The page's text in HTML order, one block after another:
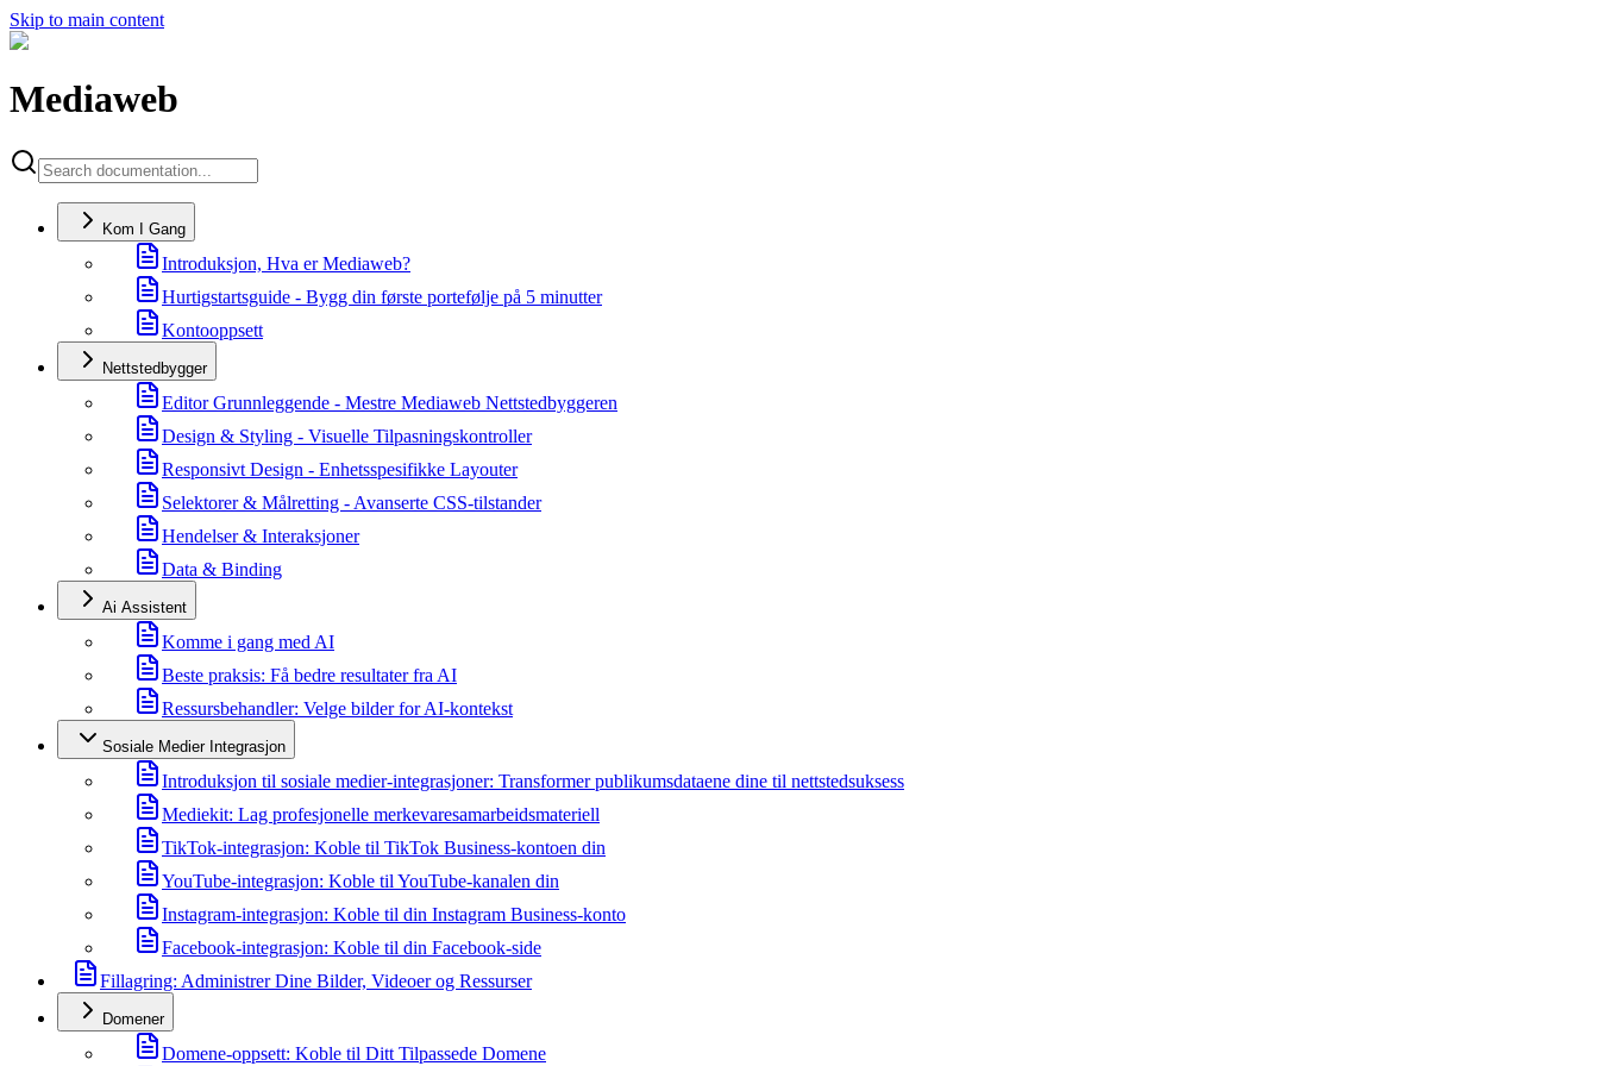
Skip to main content
Mediaweb
Kom I Gang
Introduksjon, Hva er Mediaweb?
Hurtigstartsguide - Bygg din første portefølje på 5 minutter
Kontooppsett
Nettstedbygger
Editor Grunnleggende - Mestre Mediaweb Nettstedbyggeren
Design & Styling - Visuelle Tilpasningskontroller
Responsivt Design - Enhetsspesifikke Layouter
Selektorer & Målretting - Avanserte CSS-tilstander
Hendelser & Interaksjoner
Data & Binding
Ai Assistent
Komme i gang med AI
Beste praksis: Få bedre resultater fra AI
Ressursbehandler: Velge bilder for AI-kontekst
Sosiale Medier Integrasjon
Introduksjon til sosiale medier-integrasjoner: Transformer publikumsdataene dine til nettstedsuksess
Mediekit: Lag profesjonelle merkevaresamarbeidsmateriell
TikTok-integrasjon: Koble til TikTok Business-kontoen din
YouTube-integrasjon: Koble til YouTube-kanalen din
Instagram-integrasjon: Koble til din Instagram Business-konto
Facebook-integrasjon: Koble til din Facebook-side
Fillagring: Administrer Dine Bilder, Videoer og Ressurser
Domener
Domene-oppsett: Koble til Ditt Tilpassede Domene